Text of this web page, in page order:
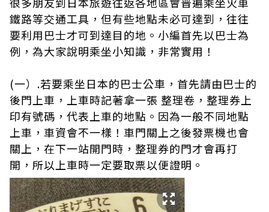
鐵路等交通工具，但有些地點未必可達到，往往
要利用巴士才可到達目的地。小編首先以巴士為
例，為大家說明乘坐小知識，非常實用！
(一）.若要乘坐日本的巴士公車，首先請由巴士的
後門上車，上車時記著拿一張 整理卷，整理券上
印有號碼，代表上車的地點。因為一般不同地點
上車，車資會不一樣！車門關上之後發票機也會
關上，在下一站開門時，整理券的門才會再打
開，所以上車時一定要取票以便證明。